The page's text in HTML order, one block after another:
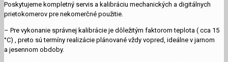
Poskytujeme kompletný servis a kalibráciu mechanických a digitálnych
prietokomerov pre nekomerčné použitie.
– Pre vykonanie správnej kalibrácie je dôležitým faktorom teplota ( cca 15
°C) , preto sú termíny realizácie plánované vždy vopred, ideálne v jarnom
a jesennom obdoby.